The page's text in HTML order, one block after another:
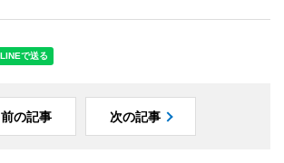
前の記事 次の記事